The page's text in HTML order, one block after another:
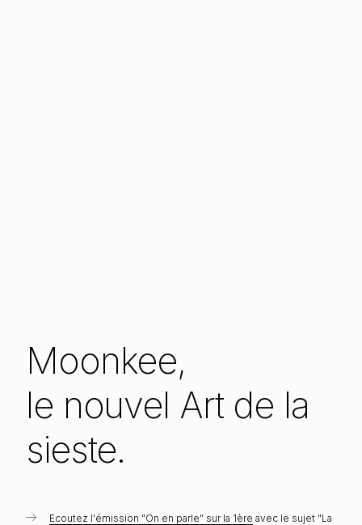
Moonkee,
le nouvel Art de la
sieste.
Ecoutez l'émission "On en parle" sur la 1ère avec le sujet "La